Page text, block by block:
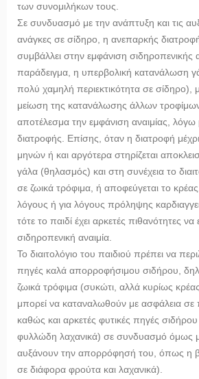
των συνομιλήκων τους.
Σε συνδυασμό με την ανάπτυξη και τις
ανάγκες σε σίδηρο, η ανεπαρκής
συμβάλλει στην εμφάνιση σιδηροπενικής
παράδειγμα, η υπερβολική κατανάλωση
πολύ χαμηλή περιεκτικότητα σε σίδηρο),
μείωση της κατανάλωσης άλλων
αποτέλεσμα την εμφάνιση αναιμίας, λόγω
διατροφής. Επίσης, όταν η διατροφή
μηνών ή και αργότερα στηρίζεται
γάλα (θηλασμός) και στη συνέχεια το
σε ζωικά τρόφιμα, ή αποφεύγεται το
λόγους ή για λόγους πρόληψης
τότε το παιδί έχει αρκετές πιθανότητες να
σιδηροπενική αναιμία.
Το διαιτολόγιο του παιδιού πρέπει να
πηγές καλά απορροφήσιμου σιδήρου,
ζωικά τρόφιμα (συκώτι, αλλά κυρίως
μπορεί να καταναλωθούν με ασφάλεια σε
καθώς και αρκετές φυτικές πηγές
φυλλώδη λαχανικά) σε συνδυασμό όμως
αυξάνουν την απορρόφησή του, όπως η
σε διάφορα φρούτα και λαχανικά).